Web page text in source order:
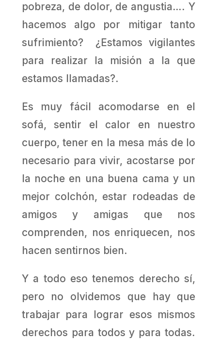
pobreza, de dolor, de angustia…. Y
hacemos algo por mitigar tanto
sufrimiento? ¿Estamos vigilantes
para realizar la misión a la que
estamos llamadas?.
Es muy fácil acomodarse en el
sofá, sentir el calor en nuestro
cuerpo, tener en la mesa más de lo
necesario para vivir, acostarse por
la noche en una buena cama y un
mejor colchón, estar rodeadas de
amigos y amigas que nos
comprenden, nos enriquecen, nos
hacen sentirnos bien.
Y a todo eso tenemos derecho sí,
pero no olvidemos que hay que
trabajar para lograr esos mismos
derechos para todos y para todas.